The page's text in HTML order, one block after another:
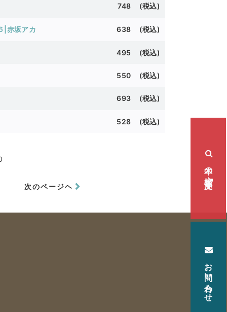
本の検索・注文
お問い合わせ
748 (税込)
|赤坂アカ 638 (税込)
495 (税込)
550 (税込)
693 (税込)
528 (税込)
次のページヘ